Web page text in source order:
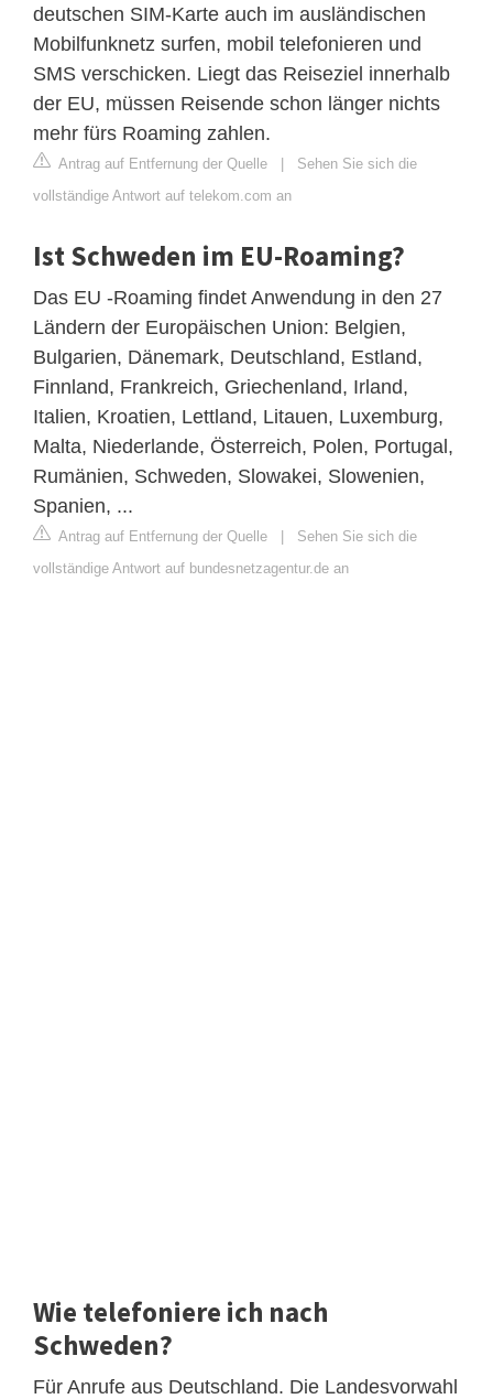
deutschen SIM-Karte auch im ausländischen
Mobilfunknetz surfen, mobil telefonieren und
SMS verschicken. Liegt das Reiseziel innerhalb
der EU, müssen Reisende schon länger nichts
mehr fürs Roaming zahlen.
Antrag auf Entfernung der Quelle | Sehen Sie sich die
vollständige Antwort auf telekom.com an
Ist Schweden im EU-Roaming?
Das EU -Roaming findet Anwendung in den 27
Ländern der Europäischen Union: Belgien,
Bulgarien, Dänemark, Deutschland, Estland,
Finnland, Frankreich, Griechenland, Irland,
Italien, Kroatien, Lettland, Litauen, Luxemburg,
Malta, Niederlande, Österreich, Polen, Portugal,
Rumänien, Schweden, Slowakei, Slowenien,
Spanien, ...
Antrag auf Entfernung der Quelle | Sehen Sie sich die
vollständige Antwort auf bundesnetzagentur.de an
Wie telefoniere ich nach
Schweden?
Für Anrufe aus Deutschland. Die Landesvorwahl